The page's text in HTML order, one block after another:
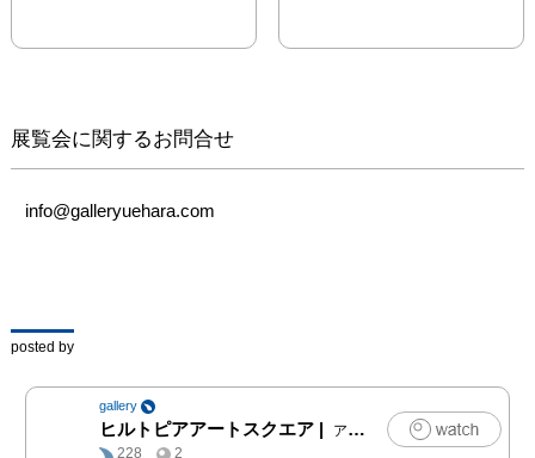
展覧会に関するお問合せ
info@galleryuehara.com
posted by
gallery
ヒルトピアアートスクエア |
アート
228
2